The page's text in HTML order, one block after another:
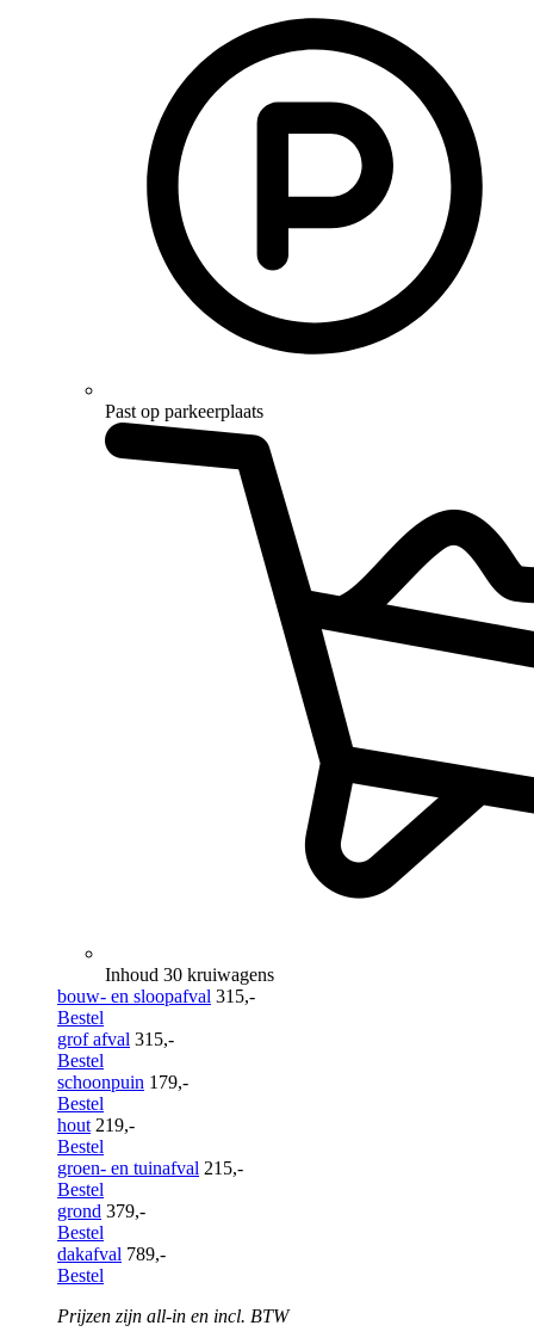
Past op parkeerplaats
Inhoud 30 kruiwagens
bouw- en sloopafval 315,-
Bestel
grof afval 315,-
Bestel
schoonpuin 179,-
Bestel
hout 219,-
Bestel
groen- en tuinafval 215,-
Bestel
grond 379,-
Bestel
dakafval 789,-
Bestel
Prijzen zijn all-in en incl. BTW